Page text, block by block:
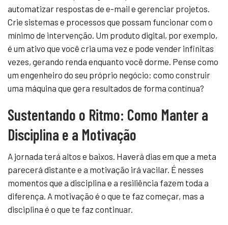
automatizar respostas de e-mail e gerenciar projetos.
Crie sistemas e processos que possam funcionar com o
mínimo de intervenção. Um produto digital, por exemplo,
é um ativo que você cria uma vez e pode vender infinitas
vezes, gerando renda enquanto você dorme. Pense como
um engenheiro do seu próprio negócio: como construir
uma máquina que gera resultados de forma contínua?
Sustentando o Ritmo: Como Manter a
Disciplina e a Motivação
A jornada terá altos e baixos. Haverá dias em que a meta
parecerá distante e a motivação irá vacilar. É nesses
momentos que a disciplina e a resiliência fazem toda a
diferença. A motivação é o que te faz começar, mas a
disciplina é o que te faz continuar.